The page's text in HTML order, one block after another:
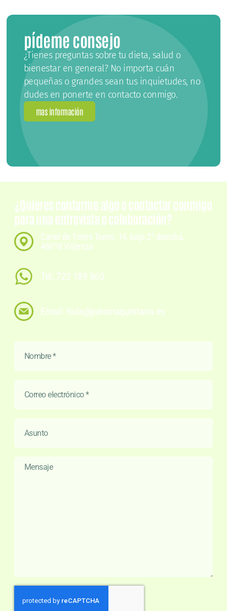
pídeme consejo
¿Tienes preguntas sobre tu dieta, salud o
bienestar en general? No importa cuán
pequeñas o grandes sean tus inquietudes, no
dudes en ponerte en contacto conmigo.
mas información
¿Quieres contarme algo o contactar conmigo
para una entrevista o colaboración?
Carrer de Torres Torres, 14, bajo 2º derecha,
46018 Valencia
Tel: 722 189 860
Email: hola@palomaquintana.es